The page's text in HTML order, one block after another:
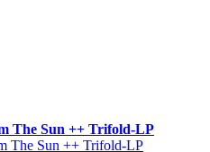
The Sun ++ Trifold-LP